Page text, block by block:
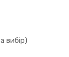
вибір)